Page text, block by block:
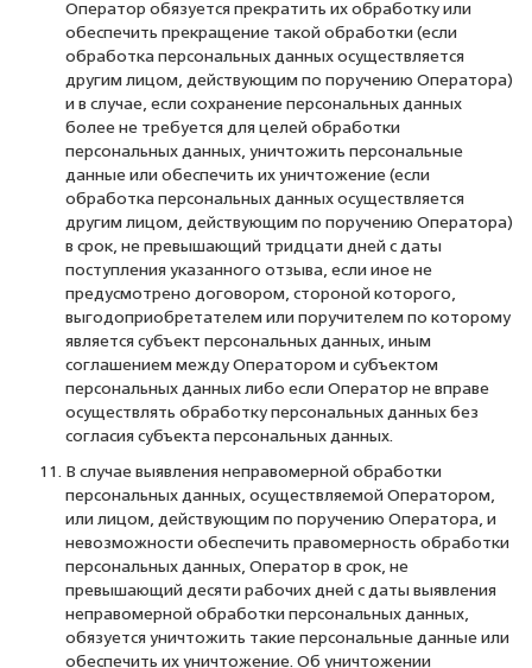
Оператор обязуется прекратить их обработку или
обеспечить прекращение такой обработки (если
обработка персональных данных осуществляется
другим лицом, действующим по поручению Оператора)
и в случае, если сохранение персональных данных
более не требуется для целей обработки
персональных данных, уничтожить персональные
данные или обеспечить их уничтожение (если
обработка персональных данных осуществляется
другим лицом, действующим по поручению Оператора)
в срок, не превышающий тридцати дней с даты
поступления указанного отзыва, если иное не
предусмотрено договором, стороной которого,
выгодоприобретателем или поручителем по которому
является субъект персональных данных, иным
соглашением между Оператором и субъектом
персональных данных либо если Оператор не вправе
осуществлять обработку персональных данных без
согласия субъекта персональных данных.
В случае выявления неправомерной обработки
персональных данных, осуществляемой Оператором,
или лицом, действующим по поручению Оператора, и
невозможности обеспечить правомерность обработки
персональных данных, Оператор в срок, не
превышающий десяти рабочих дней с даты выявления
неправомерной обработки персональных данных,
обязуется уничтожить такие персональные данные или
обеспечить их уничтожение. Об уничтожении